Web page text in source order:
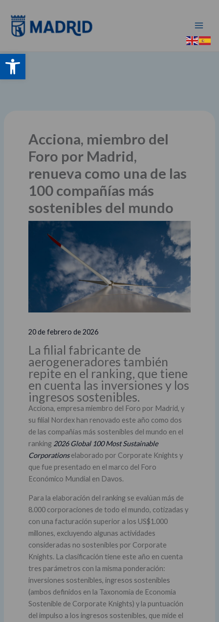
Abrir barra de herramientas
contenido
Acciona, miembro del
Foro por Madrid,
renueva como una de las
100 compañías más
sostenibles del mundo
20 de febrero de 2026
La filial fabricante de
aerogeneradores también
repite en el ranking, que tiene
en cuenta las inversiones y los
ingresos sostenibles.
Acciona, empresa miembro del Foro por Madrid, y
su filial Nordex han renovado este año como dos
de las compañías más sostenibles del mundo en el
ranking 2026 Global 100 Most Sustainable
Corporationselaborado por Corporate Knights y
que fue presentado en el marco del Foro
Económico Mundial en Davos.
Para la elaboración del ranking se evalúan más de
8.000 corporaciones de todo el mundo, cotizadas y
con una facturación superior a los US$1.000
millones, excluyendo algunas actividades
consideradas no sostenibles por Corporate
Knights. La clasificación tiene este año en cuenta
tres parámetros con la misma ponderación:
inversiones sostenibles, ingresos sostenibles
(ambos definidos en la Taxonomía de Economía
Sostenible de Corporate Knights) y la puntuación
del impulso a los ingresos sostenibles, que mide el